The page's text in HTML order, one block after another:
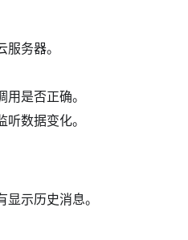
务器。
是否正确。
数据变化。
示历史消息。